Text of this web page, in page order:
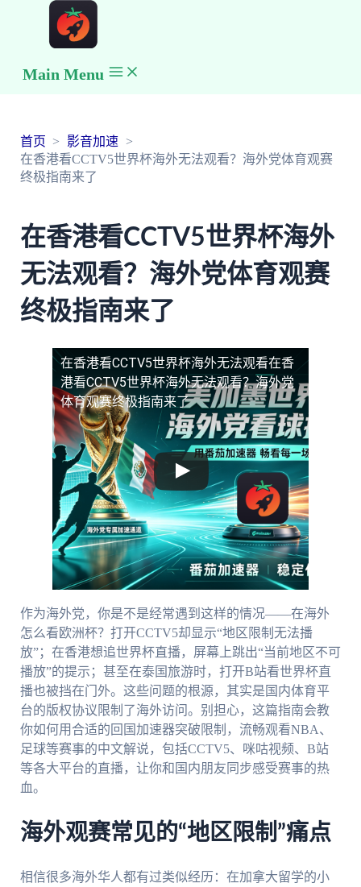
Main Menu
首页
影音加速
在香港看CCTV5世界杯海外无法观看？海外党体育观赛
终极指南来了
在香港看CCTV5世界杯海外
无法观看？海外党体育观赛
终极指南来了
在香港看CCTV5世界杯海外无法观看在香
港看CCTV5世界杯海外无法观看？海外党
体育观赛终极指南来了
作为海外党，你是不是经常遇到这样的情况——在海外
怎么看欧洲杯？打开CCTV5却显示“地区限制无法播
放”；在香港想追世界杯直播，屏幕上跳出“当前地区不可
播放”的提示；甚至在泰国旅游时，打开B站看世界杯直
播也被挡在门外。这些问题的根源，其实是国内体育平
台的版权协议限制了海外访问。别担心，这篇指南会教
你如何用合适的回国加速器突破限制，流畅观看NBA、
足球等赛事的中文解说，包括CCTV5、咪咕视频、B站
等各大平台的直播，让你和国内朋友同步感受赛事的热
血。
海外观赛常见的“地区限制”痛点
相信很多海外华人都有过类似经历：在加拿大留学的小